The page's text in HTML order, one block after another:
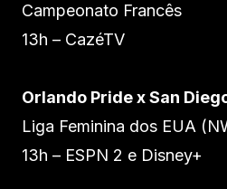
Campeonato Francês
13h – CazéTV
Orlando Pride x San
Liga Feminina dos EUA
13h – ESPN 2 e Disney+